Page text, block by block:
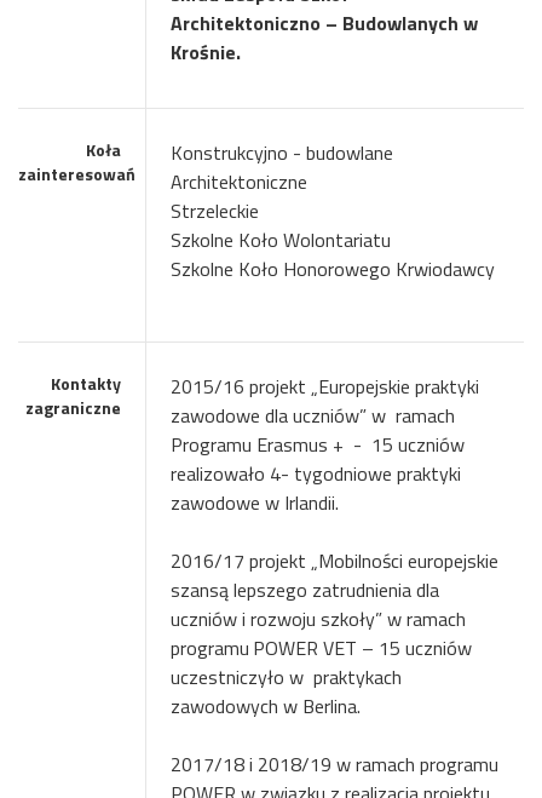
Architektoniczno – Budowlanych w
Krośnie.
Koła
zainteresowań
Konstrukcyjno - budowlane
Architektoniczne
Strzeleckie
Szkolne Koło Wolontariatu
Szkolne Koło Honorowego Krwiodawcy
Kontakty
zagraniczne
2015/16 projekt „Europejskie praktyki
zawodowe dla uczniów” w ramach
Programu Erasmus + - 15 uczniów
realizowało 4- tygodniowe praktyki
zawodowe w Irlandii.
2016/17 projekt „Mobilności europejskie
szansą lepszego zatrudnienia dla
uczniów i rozwoju szkoły” w ramach
programu POWER VET – 15 uczniów
uczestniczyło w praktykach
zawodowych w Berlina.
2017/18 i 2018/19 w ramach programu